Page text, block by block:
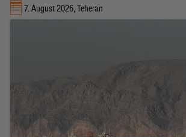
7. August 2026, Teheran